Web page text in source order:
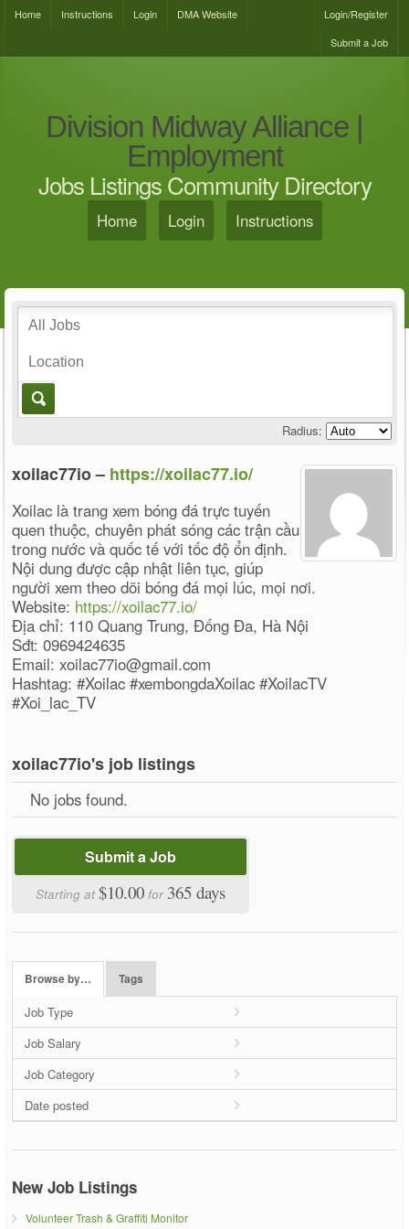
Home Instructions Login DMA Website
Login/Register
Submit a Job
Division Midway Alliance |
Employment
Jobs Listings Community Directory
Home Login Instructions
Radius:
xoilac77io – https://xoilac77.io/
Xoilac là trang xem bóng đá trực tuyến
quen thuộc, chuyên phát sóng các trận cầu
trong nước và quốc tế với tốc độ ổn định.
Nội dung được cập nhật liên tục, giúp
người xem theo dõi bóng đá mọi lúc, mọi nơi.
Website: https://xoilac77.io/
Địa chỉ: 110 Quang Trung, Đống Đa, Hà Nội
Sđt: 0969424635
Email: xoilac77io@gmail.com
Hashtag: #Xoilac #xembongdaXoilac #XoilacTV
#Xoi_lac_TV
xoilac77io's job listings
No jobs found.
Submit a Job
Starting at$10.00 for 365 days
Browse by… Tags
Job Type
Job Salary
Job Category
Date posted
New Job Listings
Volunteer Trash & Graffiti Monitor